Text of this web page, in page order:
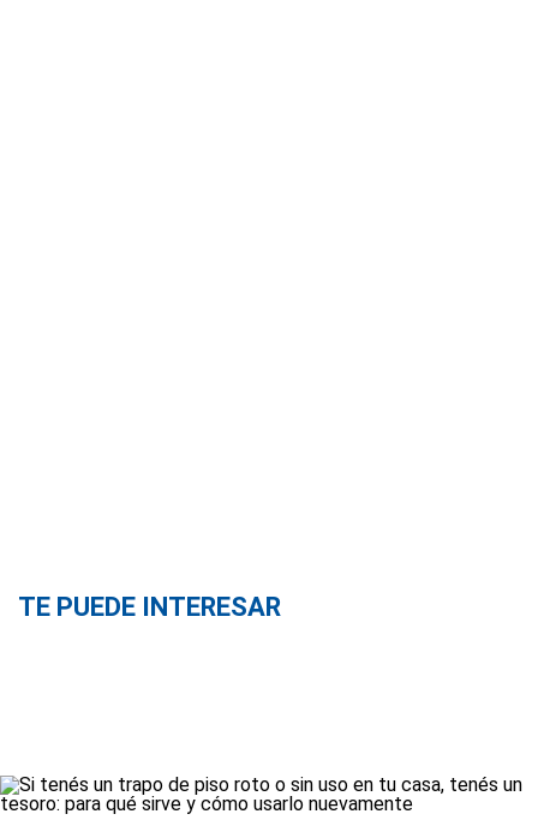
TE PUEDE INTERESAR